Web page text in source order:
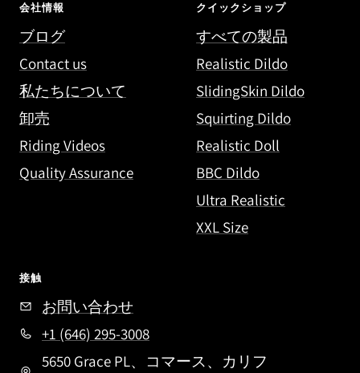
会社情報
ブログ
Contact us
私たちについて
卸売
Riding Videos
Quality Assurance
クイックショップ
すべての製品
Realistic Dildo
SlidingSkin Dildo
Squirting Dildo
Realistic Doll
BBC Dildo
Ultra Realistic
XXL Size
接触
お問い合わせ
+1 (646) 295-3008
5650 Grace PL、コマース、カリフ